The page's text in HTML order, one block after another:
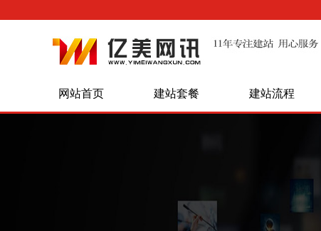
网站首页 建站套餐 建站流程